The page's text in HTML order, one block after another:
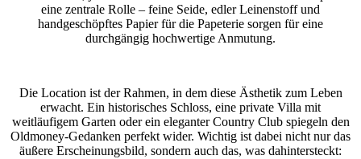
eine zentrale Rolle – feine Seide, edler Leinenstoff und
handgeschöpftes Papier für die Papeterie sorgen für eine
durchgängig hochwertige Anmutung.
Die Location ist der Rahmen, in dem diese Ästhetik zum Leben
erwacht. Ein historisches Schloss, eine private Villa mit
weitläufigem Garten oder ein eleganter Country Club spiegeln den
Oldmoney-Gedanken perfekt wider. Wichtig ist dabei nicht nur das
äußere Erscheinungsbild, sondern auch das, was dahintersteckt: